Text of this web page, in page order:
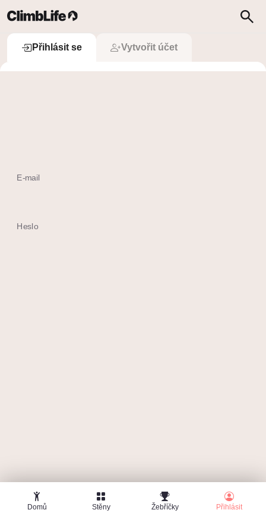
Domů Stěny Žebříčky Přihlásit
Vyhledávání
Přihlásit se
Přihlásit se Vytvořit účet
E-mail
Heslo
Upozornění